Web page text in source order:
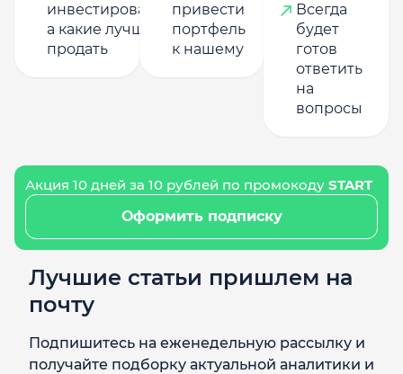
инвестировать,
а какие лучше
продать
привести
портфель
к нашему
Всегда
будет
готов
ответить
на
вопросы
Акция 10 дней за 10 рублей по промокоду START
Оформить подписку
Лучшие статьи пришлем на
почту
Подпишитесь на еженедельную рассылку и
получайте подборку актуальной аналитики и